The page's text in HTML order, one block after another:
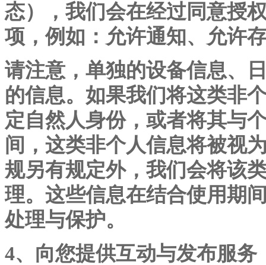
态），我们会在经过同意授
项，例如：允许通知、允许
请注意，单独的设备信息、
的信息。如果我们将这类非
定自然人身份，或者将其与
间，这类非个人信息将被视
规另有规定外，我们会将该
理。这些信息在结合使用期
处理与保护。
4、向您提供互动与发布服务